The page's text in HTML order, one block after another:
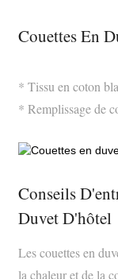
Couettes En
* Tissu en coton
* Remplissage de
Conseils
Duvet D'hôtel
Les couettes en
la chaleur et de la